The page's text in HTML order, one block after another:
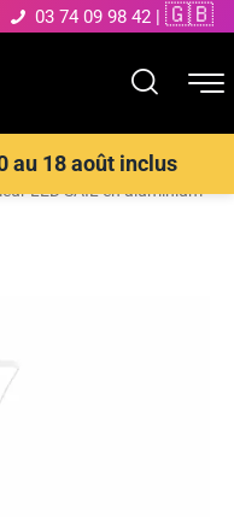
03 74 09 98 42 | 🇬🇧
au 18 août inclus
LED>Bornes
LED SAIL en aluminium